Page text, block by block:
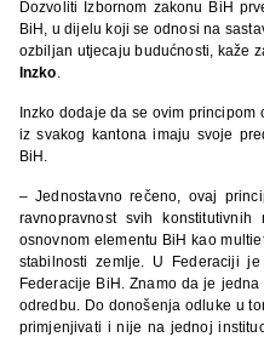
Dozvoliti Izbornom zakonu BiH
BiH, u dijelu koji se odnosi na
ozbiljan utjecaju budućnosti, kaže
Inzko
Inzko dodaje da se ovim
iz svakog kantona imaju svoje
BiH.
– Jednostavno rečeno, ovaj
ravnopravnost svih
osnovnom elementu BiH kao
stabilnosti zemlje. U Federaciji
Federacije BiH. Znamo da je
odredbu. Do donošenja odluke u
primjenjivati i nije na jednoj